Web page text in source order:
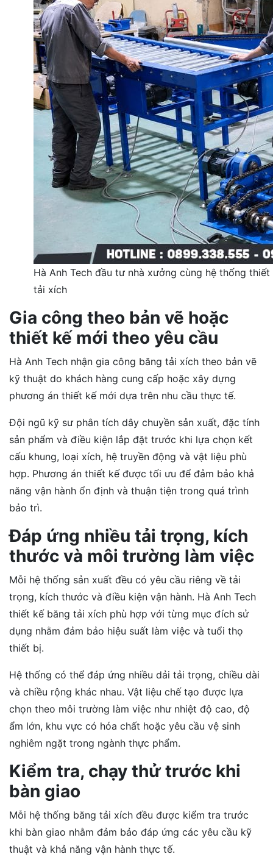
Hà Anh Tech đầu tư nhà xưởng cùng hệ thống
tải xích
Gia công theo bản vẽ hoặc
thiết kế mới theo yêu cầu
Hà Anh Tech nhận gia công băng tải xích theo bản vẽ
kỹ thuật do khách hàng cung cấp hoặc xây dựng
phương án thiết kế mới dựa trên nhu cầu thực tế.
Đội ngũ kỹ sư phân tích dây chuyền sản xuất, đặc tính
sản phẩm và điều kiện lắp đặt trước khi lựa chọn kết
cấu khung, loại xích, hệ truyền động và vật liệu phù
hợp. Phương án thiết kế được tối ưu để đảm bảo khả
năng vận hành ổn định và thuận tiện trong quá trình
bảo trì.
Đáp ứng nhiều tải trọng, kích
thước và môi trường làm việc
Mỗi hệ thống sản xuất đều có yêu cầu riêng về tải
trọng, kích thước và điều kiện vận hành. Hà Anh Tech
thiết kế băng tải xích phù hợp với từng mục đích sử
dụng nhằm đảm bảo hiệu suất làm việc và tuổi thọ
thiết bị.
Hệ thống có thể đáp ứng nhiều dải tải trọng, chiều dài
và chiều rộng khác nhau. Vật liệu chế tạo được lựa
chọn theo môi trường làm việc như nhiệt độ cao, độ
ẩm lớn, khu vực có hóa chất hoặc yêu cầu vệ sinh
nghiêm ngặt trong ngành thực phẩm.
Kiểm tra, chạy thử trước khi
bàn giao
Mỗi hệ thống băng tải xích đều được kiểm tra trước
khi bàn giao nhằm đảm bảo đáp ứng các yêu cầu kỹ
thuật và khả năng vận hành thực tế.